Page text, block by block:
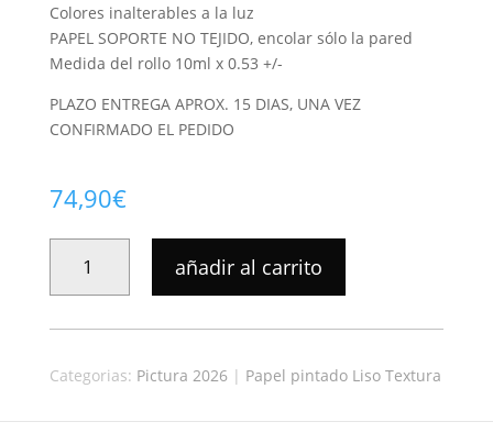
Colores inalterables a la luz
PAPEL SOPORTE NO TEJIDO, encolar sólo la pared
Medida del rollo 10ml x 0.53 +/-
PLAZO ENTREGA APROX. 15 DIAS, UNA VEZ
CONFIRMADO EL PEDIDO
74,90€
PINTADO
PICTURA
24457
añadir al carrito
Categorias: Pictura 2026| Papel pintado Liso Textura